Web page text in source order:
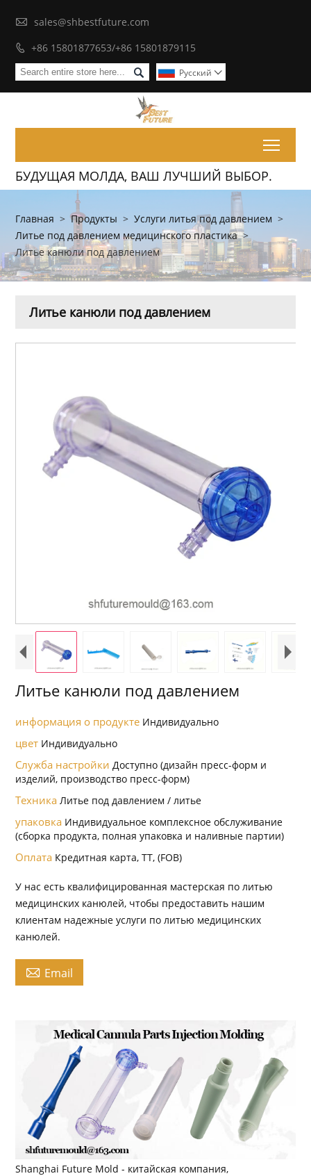
 sales@shbestfuture.com
 +86 15801877653/+86 15801879115
 Pусский 
БУДУЩАЯ МОЛДА, ВАШ ЛУЧШИЙ ВЫБОР.
Главная > Продукты > Услуги литья под давлением >
Литье под давлением медицинского пластика >
Литье канюли под давлением
Литье канюли под давлением
Литье канюли под давлением
информация о продукте Индивидуально
цвет Индивидуально
Служба настройки Доступно (дизайн пресс-форм и
изделий, производство пресс-форм)
Техника Литье под давлением / литье
упаковка Индивидуальное комплексное обслуживание
(сборка продукта, полная упаковка и наливные партии)
Оплата Кредитная карта, TT, (FOB)
У нас есть квалифицированная мастерская по литью
медицинских канюлей, чтобы предоставить нашим
клиентам надежные услуги по литью медицинских
канюлей.
 Email
Shanghai Future Mold - китайская компания,